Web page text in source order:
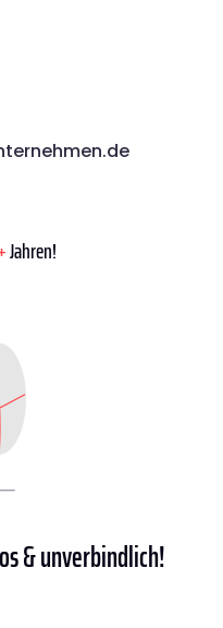
Jahren!
& unverbindlich!